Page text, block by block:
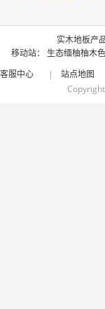
实木地板产
移动站： 生态缅柚柚木
客服中心 |
站点地图